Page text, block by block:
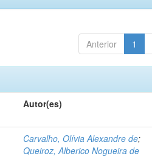
Anterior 1
Autor(es)
Carvalho, Olívia Alexandre de;
Queiroz, Alberico Nogueira de